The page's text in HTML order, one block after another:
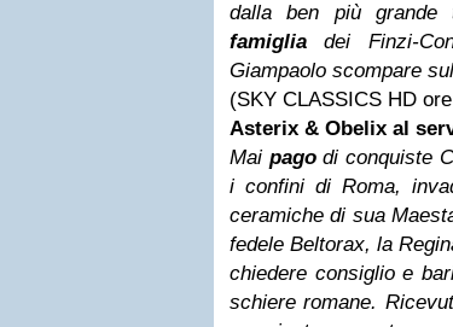
dalla ben più grande
famiglia dei Finzi-
Giampaolo scompare
(SKY CLASSICS HD
Asterix & Obelix al
Mai pagodi conquiste
i confini di Roma,
ceramiche di sua
fedele Beltorax, la
chiedere consiglio e
schiere romane.